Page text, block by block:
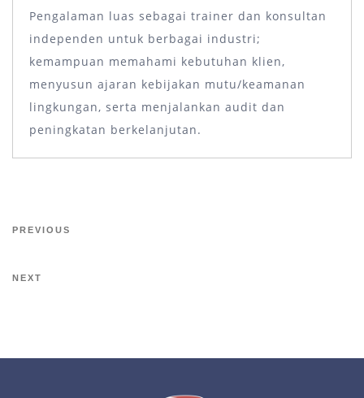
Pengalaman luas sebagai trainer dan konsultan
independen untuk berbagai industri;
kemampuan memahami kebutuhan klien,
menyusun ajaran kebijakan mutu/keamanan
lingkungan, serta menjalankan audit dan
peningkatan berkelanjutan.
PREVIOUS
NEXT